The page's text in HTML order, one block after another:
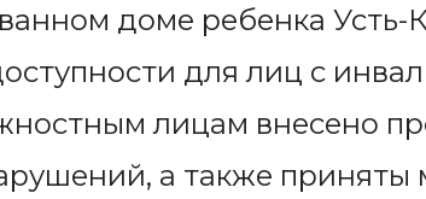
доме ребенка Усть-
для лиц с
лицам внесено
а также